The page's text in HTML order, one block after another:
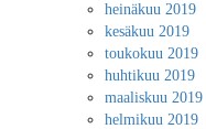
heinäkuu 2019
kesäkuu 2019
toukokuu 2019
huhtikuu 2019
maaliskuu 2019
helmikuu 2019